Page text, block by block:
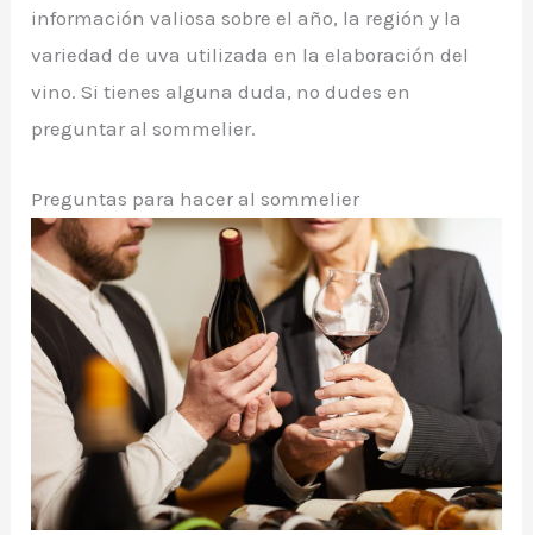
información valiosa sobre el año, la región y la
variedad de uva utilizada en la elaboración del
vino. Si tienes alguna duda, no dudes en
preguntar al sommelier.
Preguntas para hacer al sommelier